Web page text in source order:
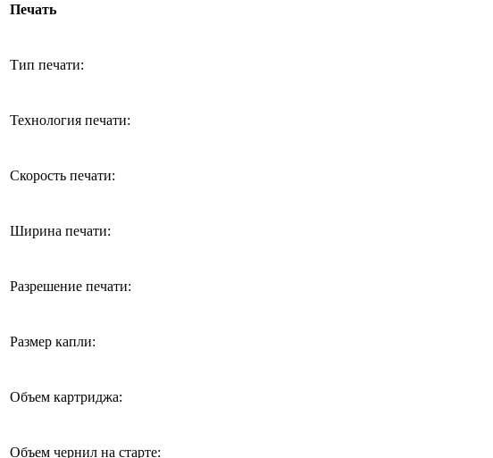
Печать
Тип печати:
Технология печати:
Скорость печати:
Ширина печати:
Разрешение печати:
Размер капли:
Объем картриджа:
Объем чернил на старте: